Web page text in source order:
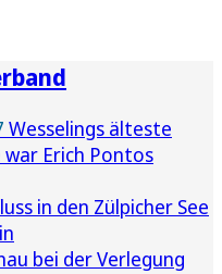
Wesselings älteste
Erich Pontos
in den Zülpicher See
bei der Verlegung